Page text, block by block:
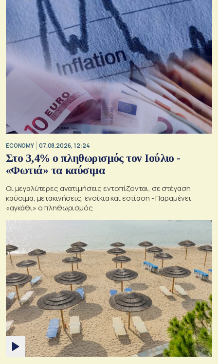
ECONOMY 07.08.2026, 12:24
Στο 3,4% ο πληθωρισμός τον Ιούλιο -
«Φωτιά» τα καύσιμα
Οι μεγαλύτερες ανατιμήσεις εντοπίζονται, σε στέγαση,
καύσιμα, μετακινήσεις, ενοίκια και εστίαση - Παραμένει
«αγκάθι» ο πληθωρισμός